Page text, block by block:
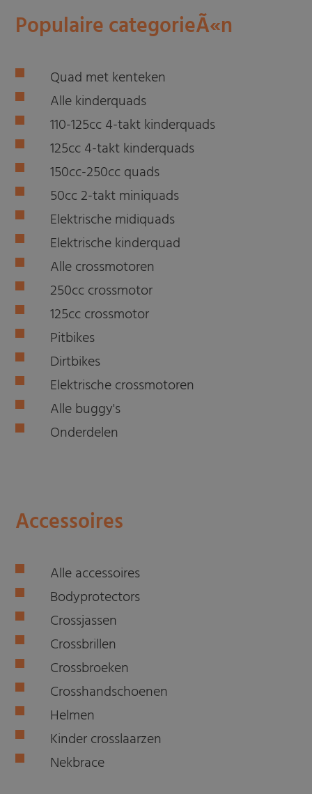
Populaire categorieÃ«n
Quad met kenteken
Alle kinderquads
110-125cc 4-takt kinderquads
125cc 4-takt kinderquads
150cc-250cc quads
50cc 2-takt miniquads
Elektrische midiquads
Elektrische kinderquad
Alle crossmotoren
250cc crossmotor
125cc crossmotor
Pitbikes
Dirtbikes
Elektrische crossmotoren
Alle buggy's
Onderdelen
Accessoires
Alle accessoires
Bodyprotectors
Crossjassen
Crossbrillen
Crossbroeken
Crosshandschoenen
Helmen
Kinder crosslaarzen
Nekbrace